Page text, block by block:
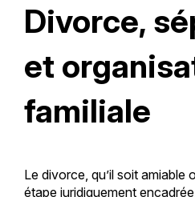
Divorce,
et
familiale
Le divorce, qu’il soit
étape juridiquement